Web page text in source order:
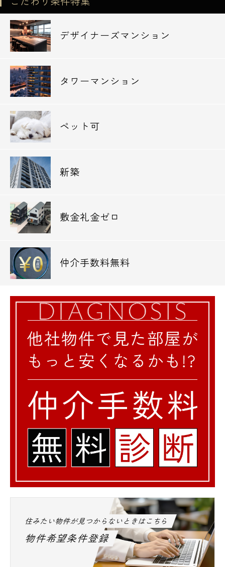
デザイナーズマンション
タワーマンション
ペット可
新築
敷金礼金ゼロ
仲介手数料無料
住みたい物件が見つからないときはこちら
物件希望条件登録